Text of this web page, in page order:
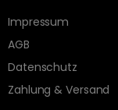
Impressum
AGB
Datenschutz
Zahlung & Versand